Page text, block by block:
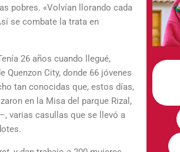
pobres. «Volvían llorando cada
se combate la trata en
26 años cuando llegué,
Quenzon City, donde 66 jóvenes
tan conocidas que, estos días,
en la Misa del parque Rizal,
varias casullas que se llevó a